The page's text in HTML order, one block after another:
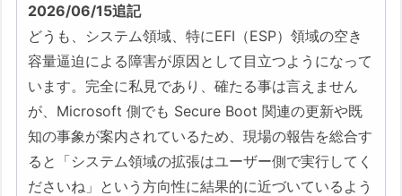
エクスプローラーから
OneDriveフォルダーにアク
セスできない（UAC設定依
存）
ごみ箱の表示崩壊、および
「空にする」時のファイル
名文字化け
2026/06/15追記
どうも、システム領域、特にEFI（ESP）領域の空き
容量逼迫による障害が原因として目立つようになって
います。完全に私見であり、確たる事は言えません
が、Microsoft 側でも Secure Boot 関連の更新や既
知の事象が案内されているため、現場の報告を総合す
ると「システム領域の拡張はユーザー側で実行してく
ださいね」という方向性に結果的に近づいているよう